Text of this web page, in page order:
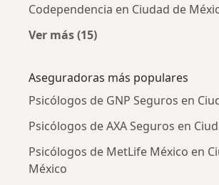
Codependencia en Ciudad de
Ver más (15)
Aseguradoras más populares
Psicólogos de GNP Seguros en
Psicólogos de AXA Seguros en
Psicólogos de MetLife México en
México